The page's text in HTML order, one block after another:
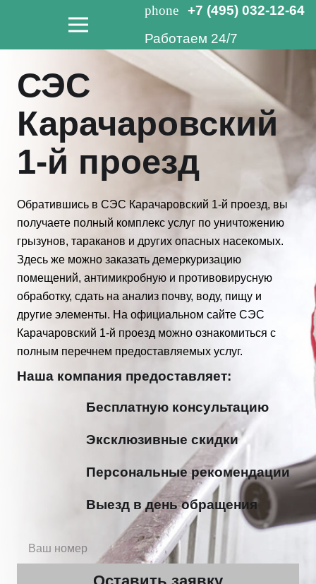
phone
+7 (495) 032-12-64
Работаем 24/7
СЭС
Карачаровский
1-й проезд
Обратившись в СЭС Карачаровский 1-й проезд, вы
получаете полный комплекс услуг по уничтожению
грызунов, тараканов и других опасных насекомых.
Здесь же можно заказать демеркуризацию
помещений, антимикробную и противовирусную
обработку, сдать на анализ почву, воду, пищу и
другие элементы. На официальном сайте СЭС
Карачаровский 1-й проезд можно ознакомиться с
полным перечнем предоставляемых услуг.
Наша компания предоставляет:
Бесплатную консультацию
Эксклюзивные скидки
Персональные рекомендации
Выезд в день обращения